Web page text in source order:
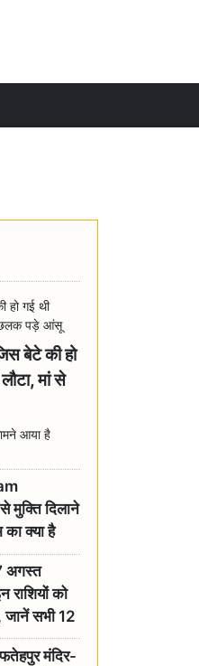
बेटे की हो
मां से
आया है
मुक्ति दिलाने
का क्या है
की
अगस्त
को
जानें सभी 12
मंदिर-